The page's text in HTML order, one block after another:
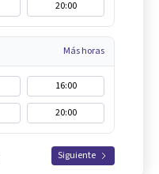
20:00
Más horas
16:00
20:00
Siguiente